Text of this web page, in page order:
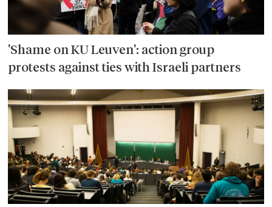
'Shame on KU Leuven': action group
protests against ties with Israeli partners